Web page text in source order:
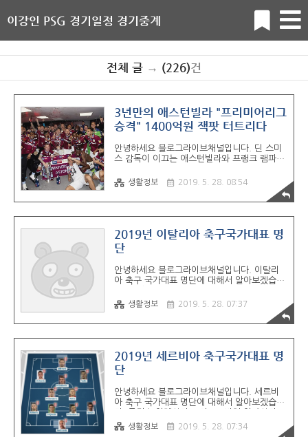
이강인 PSG 경기일정 경기중계
전체 글 → (226)건
3년만의 애스턴빌라 "프리미어리그
승격" 1400억원 잭팟 터트리다
안녕하세요 블로그라이브채널입니다. 딘 스미
스 감독이 이끄는 애스턴빌라와 프랭크 램파드
프리미어리그 승격 플레이오프를 걸쳐 우승 할
시 1400억원 정도의 tv중계권, 순위에 따른 배
당금 등 총 받을 수 있는 금액이다 프리머이리
다 1874년 버밍엄을 연고지로 창단한 애스턴
빌라는 2020시즌 다시 한 번 프리미어리그 경
기에 뛸 수 있게 되었다. 애스턴빌라는
이후 3년 만에 1부로 복귀하게 됐다. 골 기록
전반 44분 안바르 엘 하지 (애스턴빌라) 후반
그혼 (더비카운티) .
생활정보 2019. 5. 28. 08:54
2019년 이탈리아 축구국가대표 명
단
안녕하세요 블로그라이브채널입니다. 이탈리
아 축구 국가대표 명단에 대해서 알아보겠습니
아 벨로티 - 토리노 치로 임모빌레 - SS라치오
에데르 마르틴스 - 인터밀란 로렌조 인시녜 -
나폴리 미드필더 안토니오 칸드레바 - 인터밀
르코 파롤로 - SS 라치오 수비수 마티아 데 실
리오 - AC밀란 알레시오 로마뇰리 -AC밀란 마
테오 다르미안 - 맨체스터 유나이티드 루카 안
다니엘레 루가니 - 유벤투스 골키퍼 잔루이지
돈나룸마 - AC밀란 잔루이지 부폰 - 유벤투스 ​
생활정보 2019. 5. 28. 07:37
2019년 세르비아 축구국가대표 명
단
안녕하세요 블로그라이브채널입니다. 세르비
아 축구 국가대표 명단에 대해서 알아보겠습니
프리요비치 미드필더 두샨 타디치 네마냐 마티
치 아뎀 라이치 루카 밀리보제비치 필립 코스
생활정보 2019. 5. 28. 07:34